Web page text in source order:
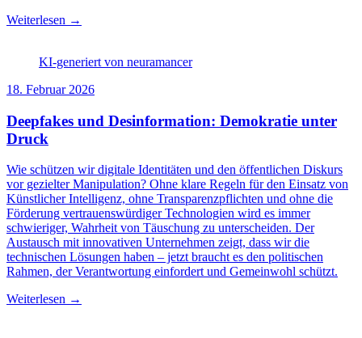
Weiterlesen →
KI-generiert von neuramancer
18. Februar 2026
Deepfakes und Desinformation: Demokratie unter
Druck
Wie schützen wir digitale Identitäten und den öffentlichen Diskurs
vor gezielter Manipulation? Ohne klare Regeln für den Einsatz von
Künstlicher Intelligenz, ohne Transparenzpflichten und ohne die
Förderung vertrauenswürdiger Technologien wird es immer
schwieriger, Wahrheit von Täuschung zu unterscheiden. Der
Austausch mit innovativen Unternehmen zeigt, dass wir die
technischen Lösungen haben – jetzt braucht es den politischen
Rahmen, der Verantwortung einfordert und Gemeinwohl schützt.
Weiterlesen →